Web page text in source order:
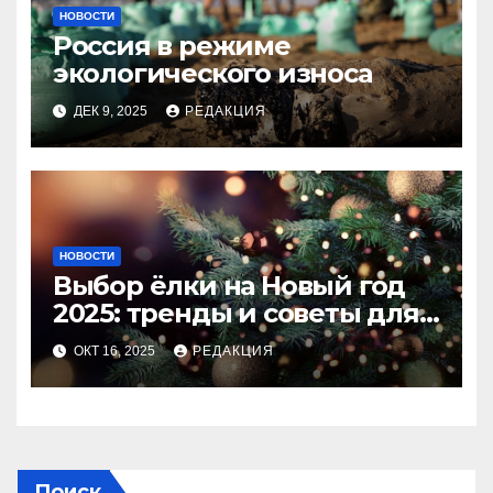
НОВОСТИ
Россия в режиме
экологического износа
ДЕК 9, 2025 РЕДАКЦИЯ
НОВОСТИ
Выбор ёлки на Новый год
2025: тренды и советы для
идеального праздника
ОКТ 16, 2025 РЕДАКЦИЯ